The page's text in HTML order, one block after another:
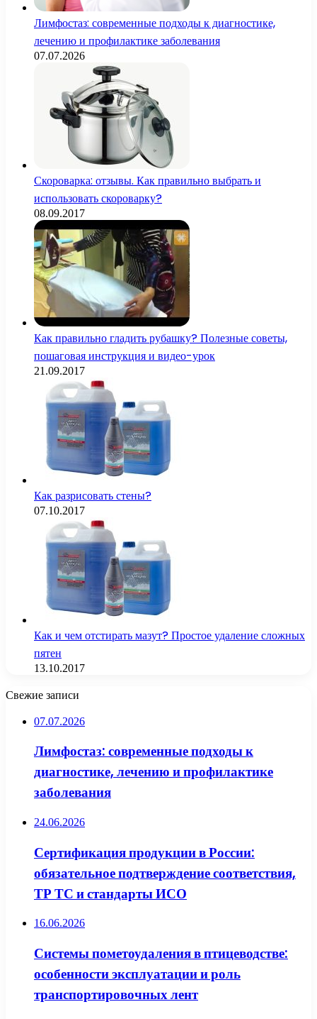
Лимфостаз: современные подходы к диагностике,
лечению и профилактике заболевания
07.07.2026
Скороварка: отзывы. Как правильно выбрать и
использовать скороварку?
08.09.2017
Как правильно гладить рубашку? Полезные советы,
пошаговая инструкция и видео-урок
21.09.2017
Как разрисовать стены?
07.10.2017
Как и чем отстирать мазут? Простое удаление сложных
пятен
13.10.2017
Свежие записи
07.07.2026
Лимфостаз: современные подходы к
диагностике, лечению и профилактике
заболевания
24.06.2026
Сертификация продукции в России:
обязательное подтверждение соответствия,
ТР ТС и стандарты ИСО
16.06.2026
Системы пометоудаления в птицеводстве:
особенности эксплуатации и роль
транспортировочных лент